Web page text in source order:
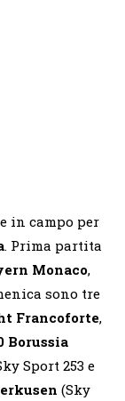
in campo per
. Prima partita
Monaco,
sono tre
Francoforte,
Borussia
Sport 253 e
(Sky